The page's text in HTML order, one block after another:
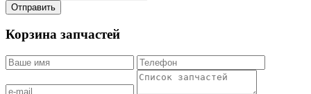
Отправить
Корзина запчастей